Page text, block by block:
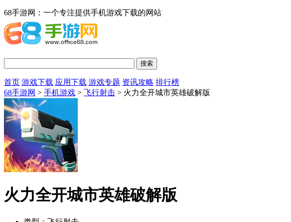
68手游网：一个专注提供手机游戏下载的网站
首页 游戏下载 应用下载 游戏专题 资讯攻略 排行榜
68手游网 > 手机游戏 > 飞行射击 > 火力全开城市英雄破解版
火力全开城市英雄破解版